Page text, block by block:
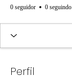
0 seguidor 0 seguindo
Perfil